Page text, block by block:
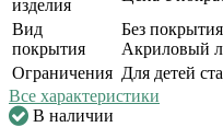
изделия
Вид
покрытия
Без
Акриловый
Ограничения Для детей
Все характеристики
В наличии